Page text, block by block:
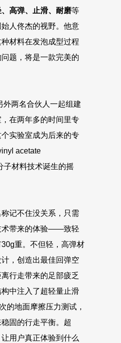
、高弹、止滑、耐磨等
人佟杰的视野。他意
材料在发泡成型过程
题，将是一款完美的
外两名合伙人一起组建
在两年多的时间里专
实验室成为后来的专
acetate
子材料技术诞生的摇
记不住没关系，只需
术带来的体验——致轻
重。不但轻，高弹材
，创造出最佳回弹空
行走带来的足部疲乏
中注入了超轻量止滑
的地面摩擦压力测试，
固的行走平衡。超
用户真正体验到什么